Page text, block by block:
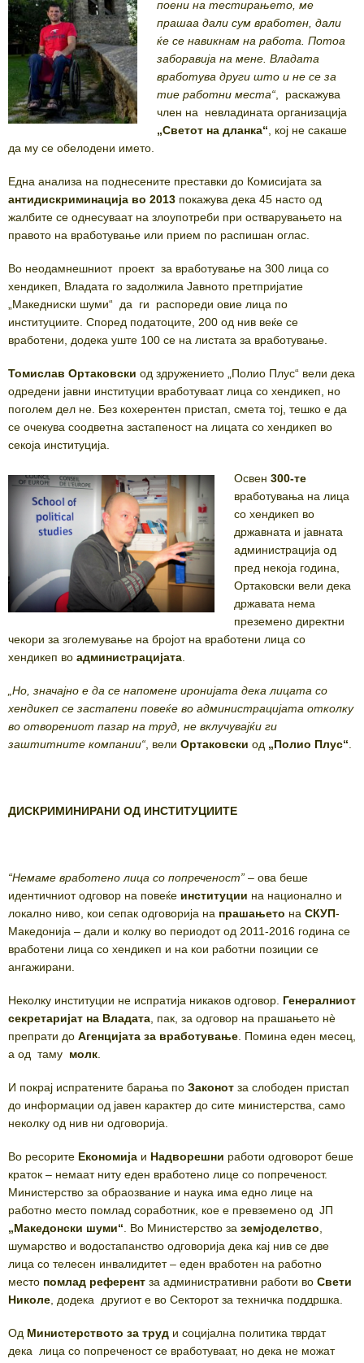
поени на тестирањето, ме
прашаа дали сум вработен, дали
ќе се навикнам на работа. Потоа
заборавија на мене. Владата
вработува други што и не се за
тие работни места“ , раскажува
член на невладината организација
„Светот на дланка“ , кој не сакаше
да му се обелодени името.
Една анализа на поднесените преставки до Комисијата за
антидискриминација во 2013 покажува дека 45 насто од
жалбите се однесуваат на злоупотреби при остварувањето на
правото на вработување или прием по распишан оглас.
Во неодамнешниот проект за вработување на 300 лица со
хендикеп, Владата го задолжила Јавното претпријатие
„Македниски шуми“ да ги распореди овие лица по
институциите. Според податоците, 200 од нив веќе се
вработени, додека уште 100 се на листата за вработување.
Томислав Ортаковски од здружението „Полио Плус“ вели дека
одредени јавни институции вработуваат лица со хендикеп, но
погoлем дел не. Без кохерентен пристап, смета тој, тешко е да
се очекува соодветна застапеност на лицата со хендикеп во
секоја институција.
Освен 300-те
вработувања на лица
со хендикеп во
државната и јавната
администрација од
пред некоја година,
Ортаковски вели дека
државата нема
преземено директни
чекори за зголемување на бројот на вработени лица со
хендикеп во администрацијата
„Но, значајно е да се напомене иронијата дека лицата со
хендикеп се застапени повеќе во администрацијата отколку
во отворениот пазар на труд, не вклучувајќи ги
заштитните компании“ , вели Ортаковски од „Полио Плус“
ДИСКРИМИНИРАНИ ОД ИНСТИТУЦИИТЕ
“Немаме вработено лица со попреченост” – ова беше
идентичниот одговор на повеќе институции на национално и
локално ниво, кои сепак одговорија на прашањето на СКУП-
Македонија – дали и колку во периодот од 2011-2016 година се
вработени лица со хендикеп и на кои работни позиции се
ангажирани.
Неколку институции не испратија никаков одговор. Генералниот
секретаријат на Владата , пак, за одговор на прашањето нè
препрати до Агенцијата за вработување . Помина еден месец,
а од таму молк
И покрај испратените барања по Законот за слободен пристап
до информации од јавен карактер до сите министерства, само
неколку од нив ни одговорија.
Во ресорите Економија и Надворешни работи одгoворот беше
краток – немаат ниту еден вработено лице со попреченост.
Министерство за обраозвание и наука има едно лице на
работно место помлад соработник, кое е превземено од ЈП
„Македонски шуми“ . Во Министерство за земјоделство
шумарство и водостапанство одговорија дека кај нив се две
лица со телесен инвалидитет – еден вработен на работно
место помлад референт за административни работи во Свети
Николе , додека другиот е во Секторот за техничка поддршка.
Од Министерството за труд и социјална политика тврдат
дека лица со попреченост се вработуваат, но дека не можат